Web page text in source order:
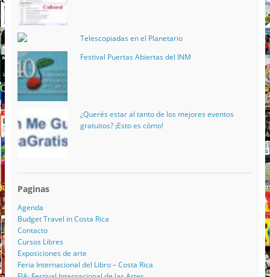
Telescopiadas en el Planetario
Festival Puertas Abiertas del INM
¿Querés estar al tanto de los mejores eventos
gratuitos? ¡Esto es cómo!
Paginas
Agenda
Budget Travel in Costa Rica
Contacto
Cursos Libres
Exposiciones de arte
Feria Internacional del Libro – Costa Rica